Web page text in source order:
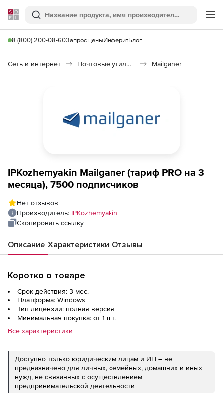
Softline
Поиск
8 (800) 200-08-60Запрос ценыИнферитБлог
Сеть и интернет Почтовые утилиты Mailganer
IPKozhemyakin Mailganer (тариф PRO на 3
месяца), 7500 подписчиков
Нет отзывов
Производитель: IPKozhemyakin
Скопировать ссылку
Описание Характеристики Отзывы
Коротко о товаре
Срок действия: 3 мес.
Платформа: Windows
Тип лицензии: полная версия
Минимальная покупка: от 1 шт.
Все характеристики
Доступно только юридическим лицам и ИП – не
предназначено для личных, семейных, домашних и иных
нужд, не связанных с осуществлением
предпринимательской деятельности